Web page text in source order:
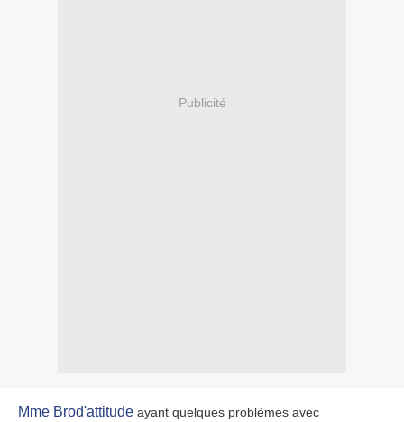
Publicité
Mme Brod'attitude ayant quelques problèmes avec